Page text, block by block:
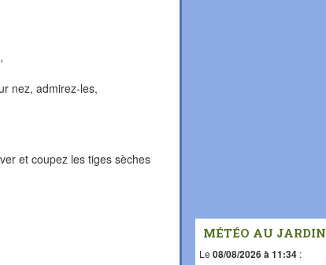
,
nez, admirez-les,
et coupez les tiges sèches
MÉTÉO AU JARDIN
Le 08/08/2026 à 11:34 :